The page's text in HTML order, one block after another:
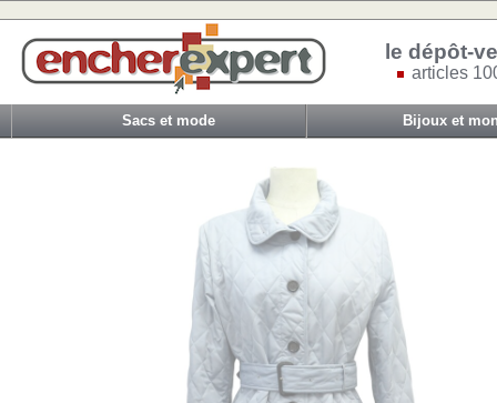
le dépôt-
articles
Sacs et mode Bijoux et